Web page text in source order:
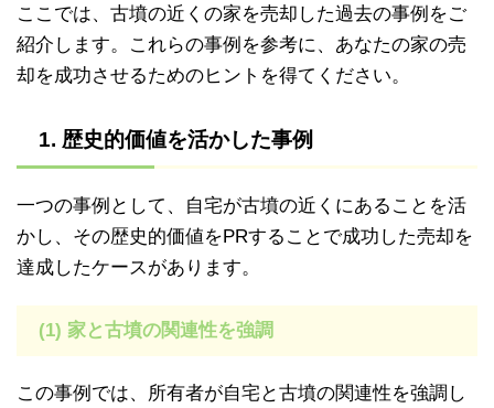
ここでは、古墳の近くの家を売却した過去の事例をご
紹介します。これらの事例を参考に、あなたの家の売
却を成功させるためのヒントを得てください。
1. 歴史的価値を活かした事例
一つの事例として、自宅が古墳の近くにあることを活
かし、その歴史的価値をPRすることで成功した売却を
達成したケースがあります。
(1) 家と古墳の関連性を強調
この事例では、所有者が自宅と古墳の関連性を強調し